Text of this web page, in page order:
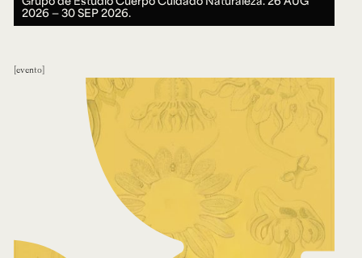
2026 ― 30 SEP 2026.
evento